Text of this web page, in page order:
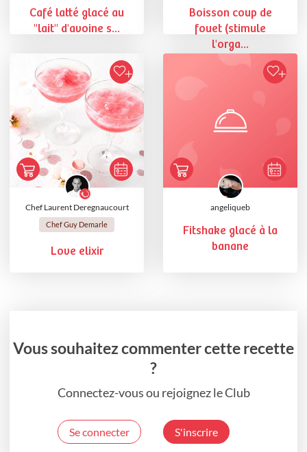
Café latté glacé au
"lait" d'avoine s...
Boisson coup de
fouet (stimule
l'orga...
Chef Laurent Deregnaucourt
Chef Guy Demarle
Love elixir
angeliqueb
Fitshake glacé à la
banane
Vous souhaitez commenter cette recette
?
Connectez-vous ou rejoignez le Club
Se connecter S'inscrire